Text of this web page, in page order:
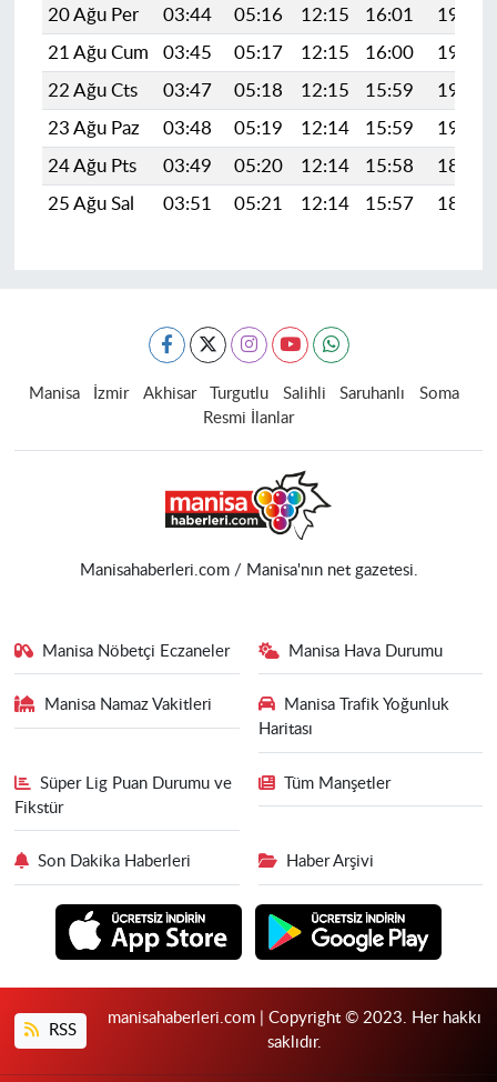
20 Ağu Per
03:44 05:16 12:15 16:01
19:04
21 Ağu Cum
03:45 05:17 12:15 16:00
19:02
22 Ağu Cts
03:47 05:18 12:15 15:59
19:01
23 Ağu Paz
03:48 05:19 12:14 15:59
19:00
24 Ağu Pts
03:49 05:20 12:14 15:58
18:58
25 Ağu Sal
03:51 05:21 12:14 15:57 18:57
Manisa İzmir Akhisar Turgutlu Salihli Saruhanlı
Soma
Resmi İlanlar
Manisahaberleri.com / Manisa'nın net gazetesi.
Manisa Nöbetçi Eczaneler Manisa Hava Durumu
Manisa Namaz Vakitleri
Manisa Trafik Yoğunluk
Haritası
Süper Lig Puan Durumu ve
Fikstür
Tüm Manşetler
Son Dakika Haberleri Haber Arşivi
RSS
manisahaberleri.com | Copyright © 2023. Her hakkı
saklıdır.